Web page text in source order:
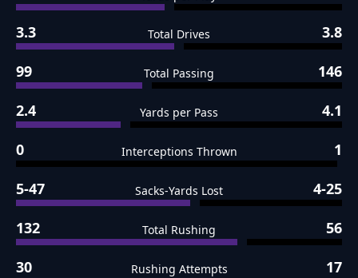
3.3 Total Drives 3.8
99 Total Passing 146
2.4 Yards per Pass 4.1
0 Interceptions Thrown 1
5-47 Sacks-Yards Lost 4-25
132 Total Rushing 56
30 Rushing Attempts 17